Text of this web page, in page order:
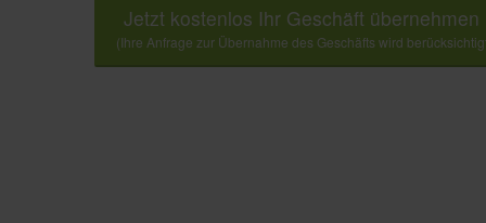
Jetzt kostenlos Ihr Geschäft übernehmen
(Ihre Anfrage zur Übernahme des Geschäfts wird